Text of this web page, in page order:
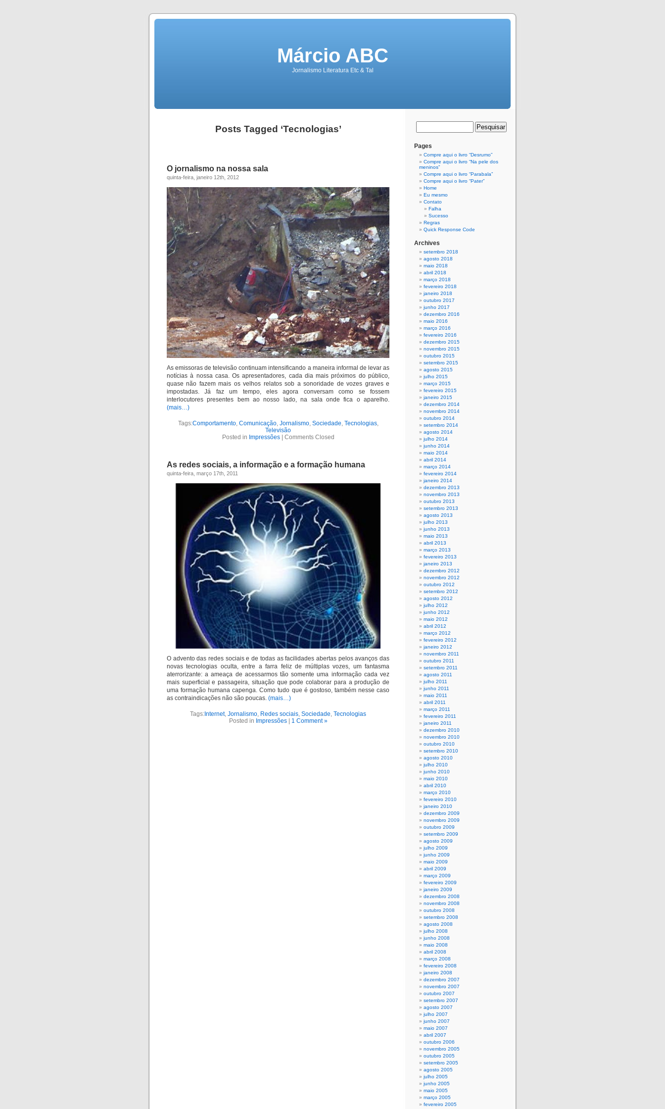
Márcio ABC
Jornalismo Literatura Etc & Tal
Posts Tagged ‘Tecnologias’
O jornalismo na nossa sala
quinta-feira, janeiro 12th, 2012
As emissoras de televisão continuam intensificando a maneira informal de levar as
notícias à nossa casa. Os apresentadores, cada dia mais próximos do público,
quase não fazem mais os velhos relatos sob a sonoridade de vozes graves e
impostadas. Já faz um tempo, eles agora conversam como se fossem
interlocutores presentes bem ao nosso lado, na sala onde fica o aparelho.
(mais…)
Tags:Comportamento, Comunicação, Jornalismo, Sociedade, Tecnologias,
Televisão
Posted in Impressões| Comments Closed
As redes sociais, a informação e a formação humana
quinta-feira, março 17th, 2011
O advento das redes sociais e de todas as facilidades abertas pelos avanços das
novas tecnologias oculta, entre a farra feliz de múltiplas vozes, um fantasma
aterrorizante: a ameaça de acessarmos tão somente uma informação cada vez
mais superficial e passageira, situação que pode colaborar para a produção de
uma formação humana capenga. Como tudo que é gostoso, também nesse caso
as contraindicações não são poucas. (mais…)
Tags: Internet, Jornalismo, Redes sociais, Sociedade, Tecnologias
Posted in Impressões| 1 Comment »
Pages
Compre aqui o livro “Desrumo”
Compre aqui o livro “Na pele dos
meninos”
Compre aqui o livro “Parabala”
Compre aqui o livro “Pater”
Home
Eu mesmo
Contato
Falha
Sucesso
Regras
Quick Response Code
Archives
setembro 2018
agosto 2018
maio 2018
abril 2018
março 2018
fevereiro 2018
janeiro 2018
outubro 2017
junho 2017
dezembro 2016
maio 2016
março 2016
fevereiro 2016
dezembro 2015
novembro 2015
outubro 2015
setembro 2015
agosto 2015
julho 2015
março 2015
fevereiro 2015
janeiro 2015
dezembro 2014
novembro 2014
outubro 2014
setembro 2014
agosto 2014
julho 2014
junho 2014
maio 2014
abril 2014
março 2014
fevereiro 2014
janeiro 2014
dezembro 2013
novembro 2013
outubro 2013
setembro 2013
agosto 2013
julho 2013
junho 2013
maio 2013
abril 2013
março 2013
fevereiro 2013
janeiro 2013
dezembro 2012
novembro 2012
outubro 2012
setembro 2012
agosto 2012
julho 2012
junho 2012
maio 2012
abril 2012
março 2012
fevereiro 2012
janeiro 2012
novembro 2011
outubro 2011
setembro 2011
agosto 2011
julho 2011
junho 2011
maio 2011
abril 2011
março 2011
fevereiro 2011
janeiro 2011
dezembro 2010
novembro 2010
outubro 2010
setembro 2010
agosto 2010
julho 2010
junho 2010
maio 2010
abril 2010
março 2010
fevereiro 2010
janeiro 2010
dezembro 2009
novembro 2009
outubro 2009
setembro 2009
agosto 2009
julho 2009
junho 2009
maio 2009
abril 2009
março 2009
fevereiro 2009
janeiro 2009
dezembro 2008
novembro 2008
outubro 2008
setembro 2008
agosto 2008
julho 2008
junho 2008
maio 2008
abril 2008
março 2008
fevereiro 2008
janeiro 2008
dezembro 2007
novembro 2007
outubro 2007
setembro 2007
agosto 2007
julho 2007
junho 2007
maio 2007
abril 2007
outubro 2006
novembro 2005
outubro 2005
setembro 2005
agosto 2005
julho 2005
junho 2005
maio 2005
março 2005
fevereiro 2005